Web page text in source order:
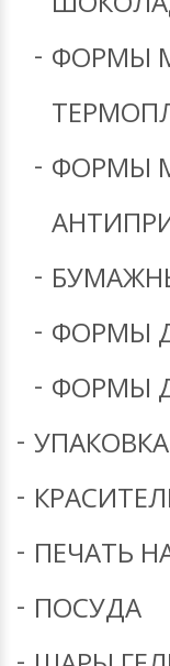
ФОРМЫ
ФОРМЫ
ФОРМЫ
ФОРМЫ
ПЕЧАТЬ
ПОСУДА